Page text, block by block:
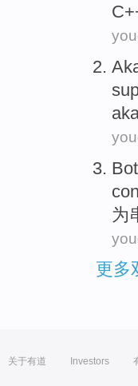
为
更多
关于有道 Investors